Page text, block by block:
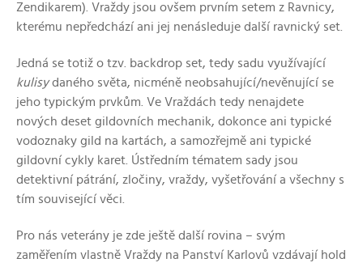
Zendikarem). Vraždy jsou ovšem prvním setem z Ravnicy,
kterému nepředchází ani jej nenásleduje další ravnický set.
Jedná se totiž o tzv. backdrop set, tedy sadu využívající
kulisydaného světa, nicméně neobsahující/nevěnující se
jeho typickým prvkům. Ve Vraždách tedy nenajdete
nových deset gildovních mechanik, dokonce ani typické
vodoznaky gild na kartách, a samozřejmě ani typické
gildovní cykly karet. Ústředním tématem sady jsou
detektivní pátrání, zločiny, vraždy, vyšetřování a všechny s
tím související věci.
Pro nás veterány je zde ještě další rovina – svým
zaměřením vlastně Vraždy na Panství Karlovů vzdávají hold